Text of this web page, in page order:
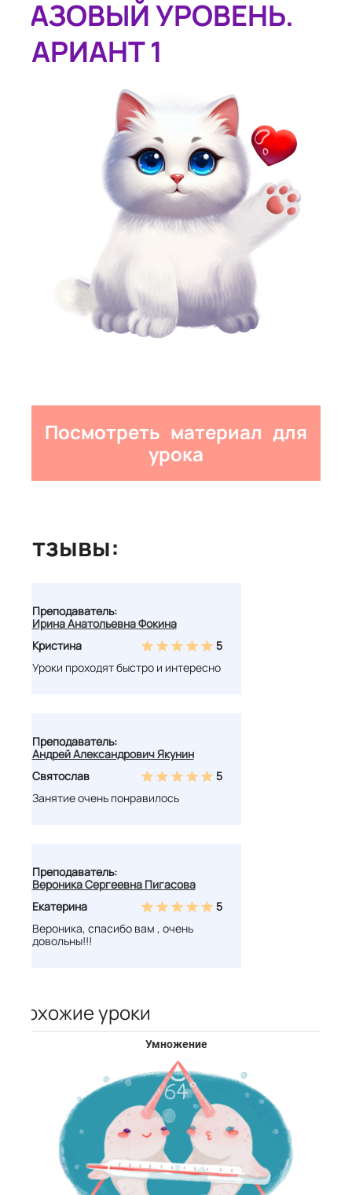
БАЗОВЫЙ УРОВЕНЬ.
ВАРИАНТ 1
Посмотреть материал для
урока
Отзывы:
Преподаватель:
Ирина Анатольевна Фокина
Кристина
5
Уроки проходят быстро и интересно
Преподаватель:
Андрей Александрович Якунин
Святослав
5
Занятие очень понравилось
Преподаватель:
Вероника Сергеевна Пигасова
Екатерина
5
Вероника, спасибо вам , очень
довольны!!!
Похожие уроки
Умножение